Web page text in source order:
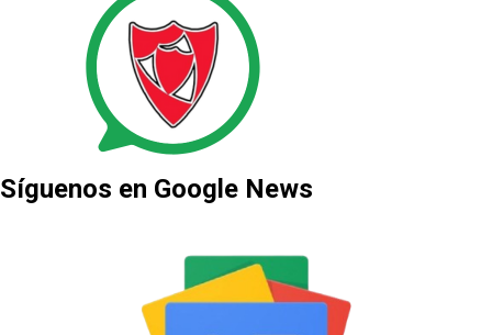
Síguenos en Google News